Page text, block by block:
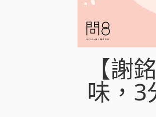
【謝
味，3